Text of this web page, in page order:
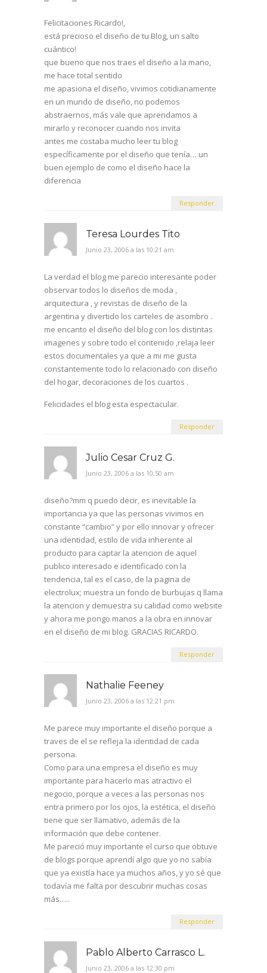
Felicitaciones Ricardo!,
está precioso el diseño de tu Blog, un salto
cuántico!
que bueno que nos traes el diseño a la mano,
me hace total sentido
me apasiona el diseño, vivimos cotidianamente
en un mundo de diseño, no podemos
abstraernos, más vale que aprendamos a
mirarlo y reconocer cuando nos invita
antes me costaba mucho leer tu blog
específicamente por el diseño que tenía… un
buen ejemplo de como el diseño hace la
diferencia
Responder
Teresa Lourdes Tito
Junio 23, 2006 a las 10:21 am
La verdad el blog me parecio interesante poder
observar todos lo diseños de moda ,
arquitectura , y revistas de diseño de la
argentina y divertido los carteles de asombro .
me encanto el diseño del blog con los distintas
imagenes y sobre todo el contenido ,relaja leer
estos documentales ya que a mi me gusta
constantemente todo lo relacionado con diseño
del hogar, decoraciones de los cuartos .
Felicidades el blog esta espectacular.
Responder
Julio Cesar Cruz G.
Junio 23, 2006 a las 10:50 am
diseño?mm q puedo decir, es inevitable la
importancia ya que las personas vivimos en
constante “cambio” y por ello innovar y ofrecer
una identidad, estilo de vida inherente al
producto para captar la atencion de aquel
publico interesado e identificado con la
tendencia, tal es el caso, de la pagina de
electrolux; muestra un fondo de burbujas q llama
la atencion y demuestra su calidad como website
y ahora me pongo manos a la obra en innovar
en el diseño de mi blog. GRACIAS RICARDO.
Responder
Nathalie Feeney
Junio 23, 2006 a las 12:21 pm
Me parece muy importante el diseño porque a
traves de el se refleja la identidad de cada
persona.
Como para una empresa el diseño es muy
importante para hacerlo mas atractivo el
negocio, porque a veces a las personas nos
entra primero por los ojos, la estética, el diseño
tiene que ser llamativo, además de la
información que debe contener.
Me pareció muy importante el curso que obtuve
de blogs porque aprendí algo que yo no sabía
que ya existía hace ya muchos años, y yo sé que
todavía me falta por descubrir muchas cosas
más…..
Responder
Pablo Alberto Carrasco L.
Junio 23, 2006 a las 12:30 pm